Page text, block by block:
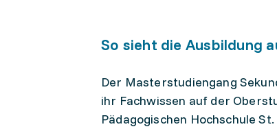
So sieht die Ausbildung
Der Masterstudiengang
ihr Fachwissen auf der
Pädagogischen Hochschule